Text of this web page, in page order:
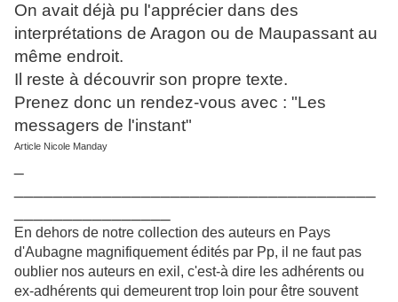
On avait déjà pu l'apprécier dans des
interprétations de Aragon ou de Maupassant au
même endroit.
Il reste à découvrir son propre texte.
Prenez donc un rendez-vous avec : "Les
messagers de l'instant"
Article Nicole Manday
En dehors de notre collection des auteurs en Pays
d'Aubagne magnifiquement édités par Pp, il ne faut pas
oublier nos auteurs en exil, c'est-à dire les adhérents ou
ex-adhérents qui demeurent trop loin pour être souvent